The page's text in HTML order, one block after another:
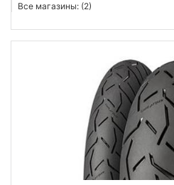
Все магазины: (2)